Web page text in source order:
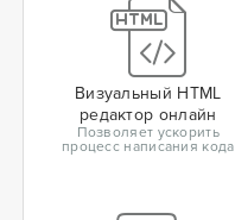
Визуальный HTML
редактор онлайн
Позволяет ускорить
процесс написания кода